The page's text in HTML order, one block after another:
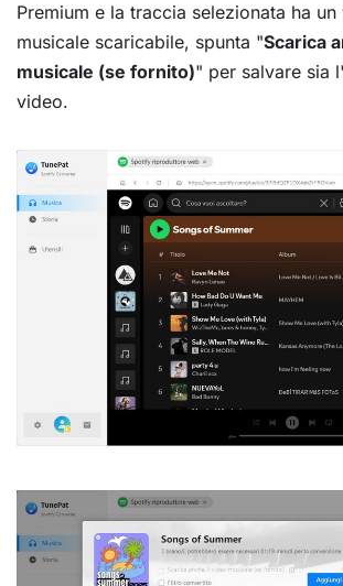
Premium e la traccia selezionata ha
musicale scaricabile, spunta "Scarica
musicale (se fornito)" per salvare sia
video.